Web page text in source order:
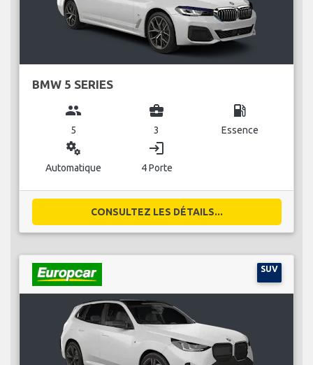
BMW 5 SERIES
group
5
business_center
3
local_gas_station
Essence
miscellaneous_services
Automatique
login
4 Porte
CONSULTEZ LES DÉTAILS...
SUV